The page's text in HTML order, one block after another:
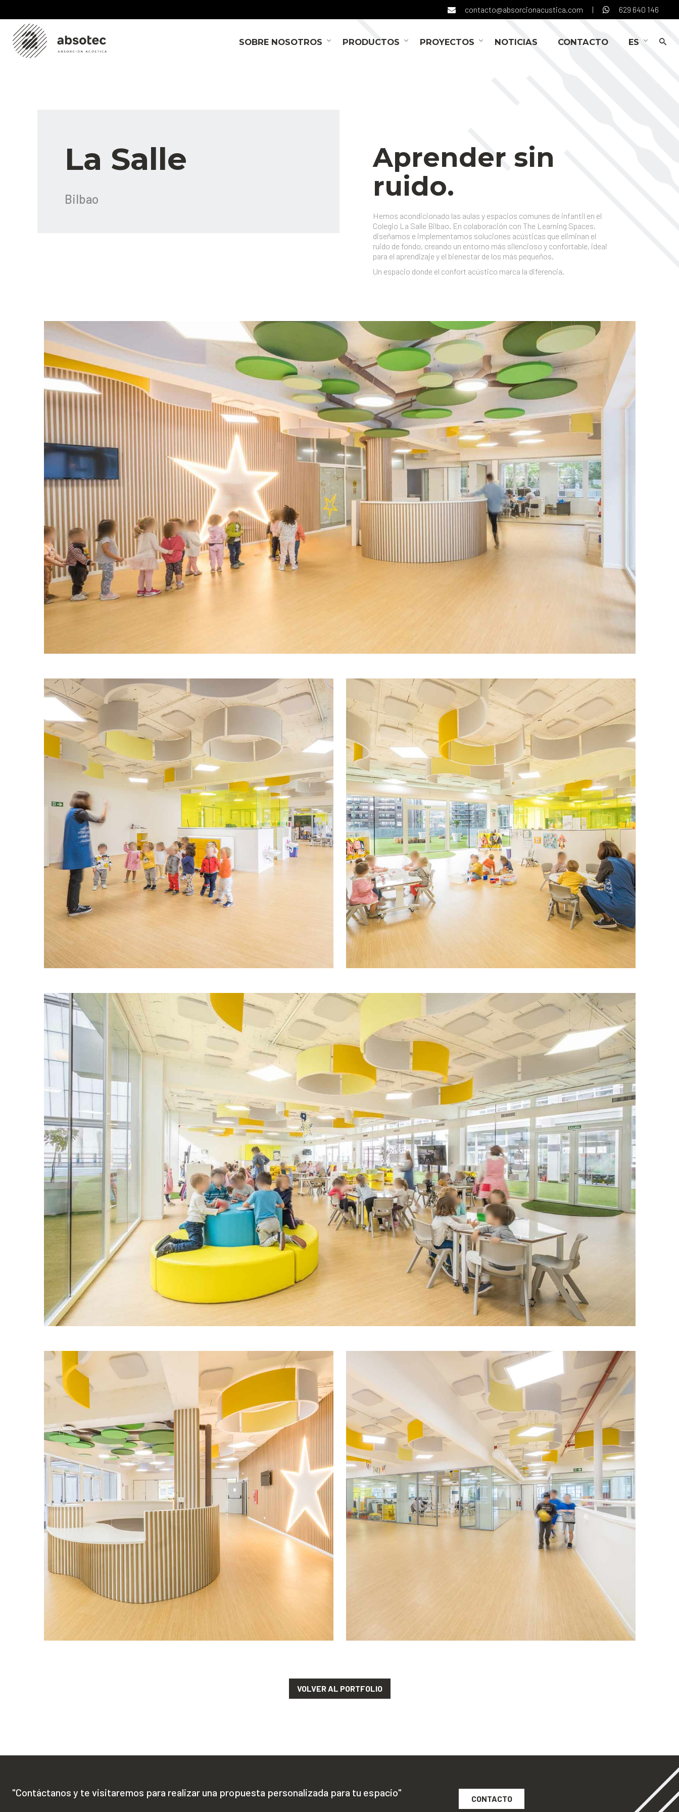
content
contacto@absorcionacustica.com | 629 640 146
SOBRE NOSOTROS PRODUCTOS PROYECTOS NOTICIAS CONTACTO ES
La Salle
Bilbao
Aprender sin
ruido.
Hemos acondicionado las aulas y espacios comunes de infantil en el
Colegio La Salle Bilbao. En colaboración con The Learning Spaces,
diseñamos e implementamos soluciones acústicas que eliminan el
ruido de fondo, creando un entorno más silencioso y confortable, ideal
para el aprendizaje y el bienestar de los más pequeños.
Un espacio donde el confort acústico marca la diferencia.
VOLVER AL PORTFOLIO
"Contáctanos y te visitaremos para realizar una propuesta personalizada para tu espacio"
CONTACTO